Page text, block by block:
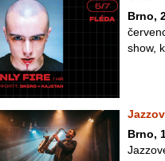
Brno,
show,
Brno,